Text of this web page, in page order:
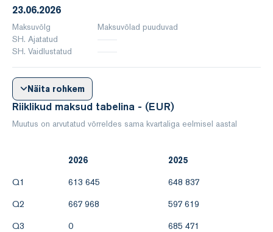
23.06.2026
Maksuvõlg
Maksuvõlad puuduvad
SH. Ajatatud
SH. Vaidlustatud
Näita rohkem
Riiklikud maksud tabelina - (EUR)
Muutus on arvutatud võrreldes sama kvartaliga eelmisel aastal
2026
2025
Q1
613 645
648 837
Q2
667 968
597 619
Q3
0
685 471